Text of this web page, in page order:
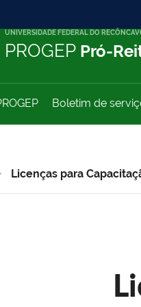
UNIVERSIDADE FEDERAL DO
PROGEP Pró-
Boletim de
Licenças para